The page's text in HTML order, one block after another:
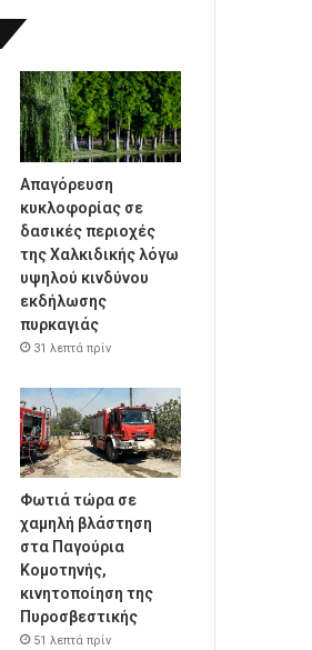
Απαγόρευση
κυκλοφορίας σε
δασικές περιοχές
της Χαλκιδικής λόγω
υψηλού κινδύνου
εκδήλωσης
πυρκαγιάς
31 λεπτά πρίν
Φωτιά τώρα σε
χαμηλή βλάστηση
στα Παγούρια
Κομοτηνής,
κινητοποίηση της
Πυροσβεστικής
51 λεπτά πρίν